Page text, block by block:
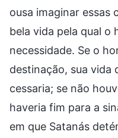
ousa imaginar essas
bela vida pela qual o
necessidade. Se o
destinação, sua vida
cessaria; se não
haveria fim para a
em que Satanás